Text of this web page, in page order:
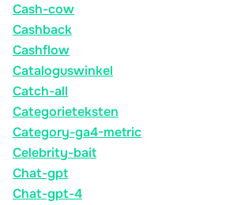
Cash-cow
Cashback
Cashflow
Cataloguswinkel
Catch-all
Categorieteksten
Category-ga4-metric
Celebrity-bait
Chat-gpt
Chat-gpt-4